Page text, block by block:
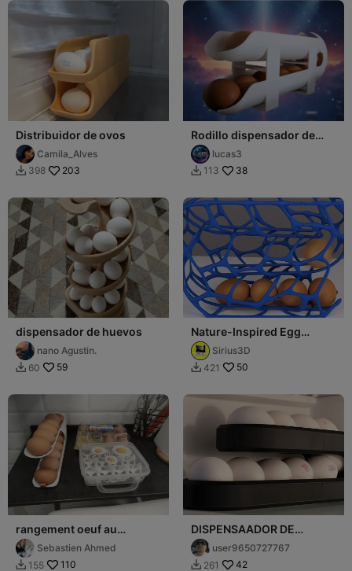
Distribuidor de ovos
Camila_Alves
 398 203
Rodillo dispensador de
huevos por gravedad
lucas3
 113 38
dispensador de huevos
nano Agustin.
 60 59
Nature-Inspired Egg
Dispenser
Sirius3D
 421 50
rangement oeuf au
réfrigérateur
Sebastien Ahmed
 155 110
DISPENSAADOR DE
HUEVOS SOLIDO
user9650727767
 261 42